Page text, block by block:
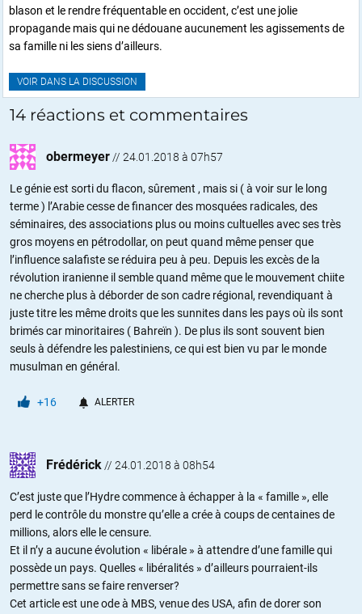
blason et le rendre fréquentable en occident, c’est une jolie
propagande mais qui ne dédouane aucunement les agissements de
sa famille ni les siens d’ailleurs.
VOIR DANS LA DISCUSSION
14 réactions et commentaires
obermeyer // 24.01.2018 à 07h57
Le génie est sorti du flacon, sûrement , mais si ( à voir sur le long
terme ) l’Arabie cesse de financer des mosquées radicales, des
séminaires, des associations plus ou moins cultuelles avec ses très
gros moyens en pétrodollar, on peut quand même penser que
l’influence salafiste se réduira peu à peu. Depuis les excès de la
révolution iranienne il semble quand même que le mouvement chiite
ne cherche plus à déborder de son cadre régional, revendiquant à
juste titre les même droits que les sunnites dans les pays où ils sont
brimés car minoritaires ( Bahreïn ). De plus ils sont souvent bien
seuls à défendre les palestiniens, ce qui est bien vu par le monde
musulman en général.
+16 ALERTER
Frédérick // 24.01.2018 à 08h54
C’est juste que l’Hydre commence à échapper à la « famille », elle
perd le contrôle du monstre qu’elle a crée à coups de centaines de
millions, alors elle le censure.
Et il n’y a aucune évolution « libérale » à attendre d’une famille qui
possède un pays. Quelles « libéralités » d’ailleurs pourraient-ils
permettre sans se faire renverser?
Cet article est une ode à MBS, venue des USA, afin de dorer son